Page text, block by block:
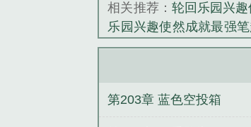
灾
《
相关推荐： 轮回乐园兴
乐园兴趣使然成就最强笔
训开始 凡人：从传送虚
三国：
救：从我是余欢水开始
第203章 蓝色空投箱